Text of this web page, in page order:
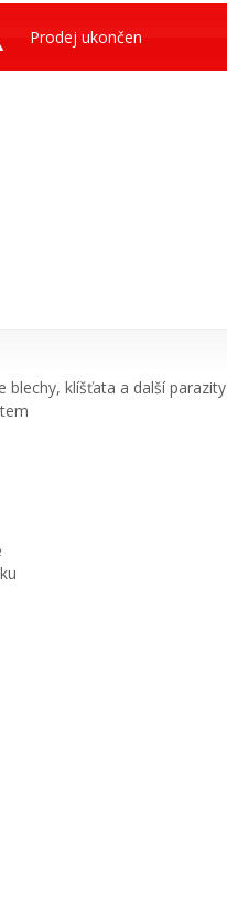
Prodej ukončen
klíšťata a další parazity